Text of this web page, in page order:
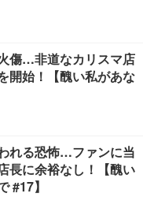
傷…非道なカリスマ店
開始！【醜い私があな
れる恐怖…ファンに当
長に余裕なし！【醜い
#17】